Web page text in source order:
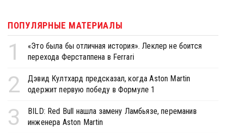
ПОПУЛЯРНЫЕ МАТЕРИАЛЫ
1
«Это была бы отличная история». Леклер не боится
перехода Ферстаппена в Ferrari
2
Дэвид Култхард предсказал, когда Aston Martin
одержит первую победу в Формуле 1
3
BILD: Red Bull нашла замену Ламбьязе, переманив
инженера Aston Martin